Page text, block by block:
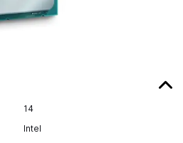
14
Intel